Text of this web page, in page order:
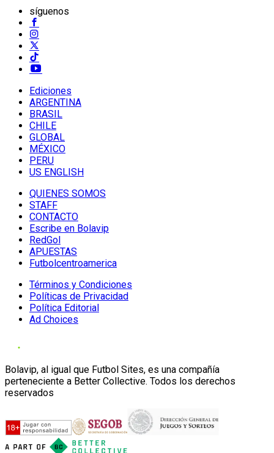
síguenos
Ediciones
ARGENTINA
BRASIL
CHILE
GLOBAL
MÉXICO
PERU
US ENGLISH
QUIENES SOMOS
STAFF
CONTACTO
Escribe en Bolavip
RedGol
APUESTAS
Futbolcentroamerica
Términos y Condiciones
Políticas de Privacidad
Política Editorial
Ad Choices
Bolavip, al igual que Futbol Sites, es una compañía
perteneciente a Better Collective. Todos los derechos
reservados